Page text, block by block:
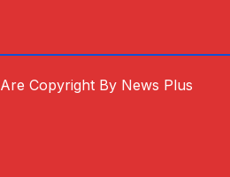
Copyright By News Plus